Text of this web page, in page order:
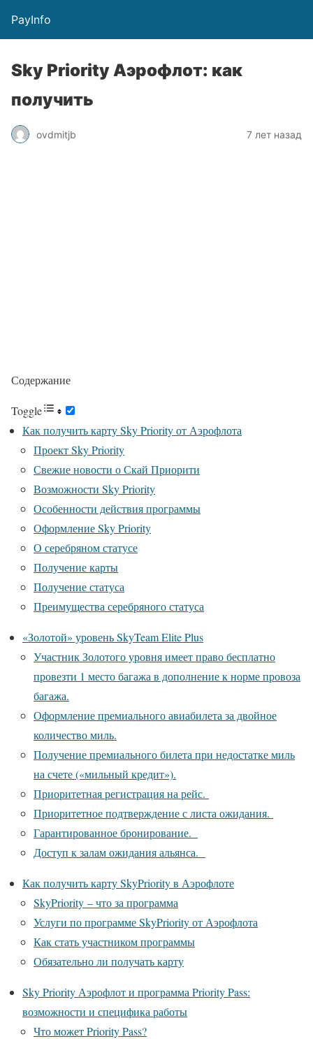
PayInfo
Sky Priority Аэрофлот: как
получить
ovdmitjb 7 лет назад
Содержание
Toggle
Как получить карту Sky Priority от Аэрофлота
Проект Sky Priority
Свежие новости о Скай Приорити
Возможности Sky Priority
Особенности действия программы
Оформление Sky Priority
О серебряном статусе
Получение карты
Получение статуса
Преимущества серебряного статуса
«Золотой» уровень SkyTeam Elite Plus
Участник Золотого уровня имеет право бесплатно
провезти 1 место багажа в дополнение к норме провоза
багажа.
Оформление премиального авиабилета за двойное
количество миль.
Получение премиального билета при недостатке миль
на счете («мильный кредит»).
Приоритетная регистрация на рейс.
Приоритетное подтверждение с листа ожидания.
Гарантированное бронирование.
Доступ к залам ожидания альянса.
Как получить карту SkyPriority в Аэрофлоте
SkyPriority – что за программа
Услуги по программе SkyPriority от Аэрофлота
Как стать участником программы
Обязательно ли получать карту
Sky Priority Аэрофлот и программа Priority Pass:
возможности и специфика работы
Что может Priority Pass?